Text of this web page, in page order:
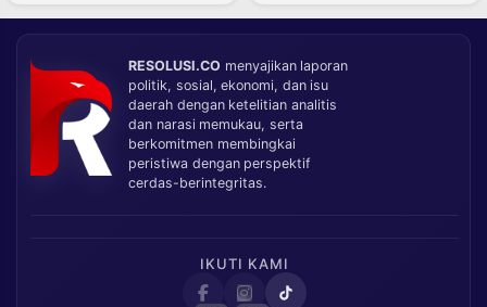
RESOLUSI.CO menyajikan laporan
politik, sosial, ekonomi, dan isu
daerah dengan ketelitian analitis
dan narasi memukau, serta
berkomitmen membingkai
peristiwa dengan perspektif
cerdas-berintegritas.
IKUTI KAMI